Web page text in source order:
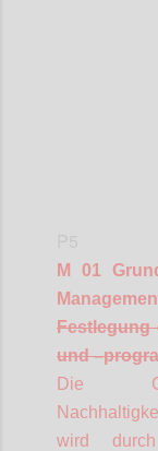
M 01
Festlegung
und–
Die
wird